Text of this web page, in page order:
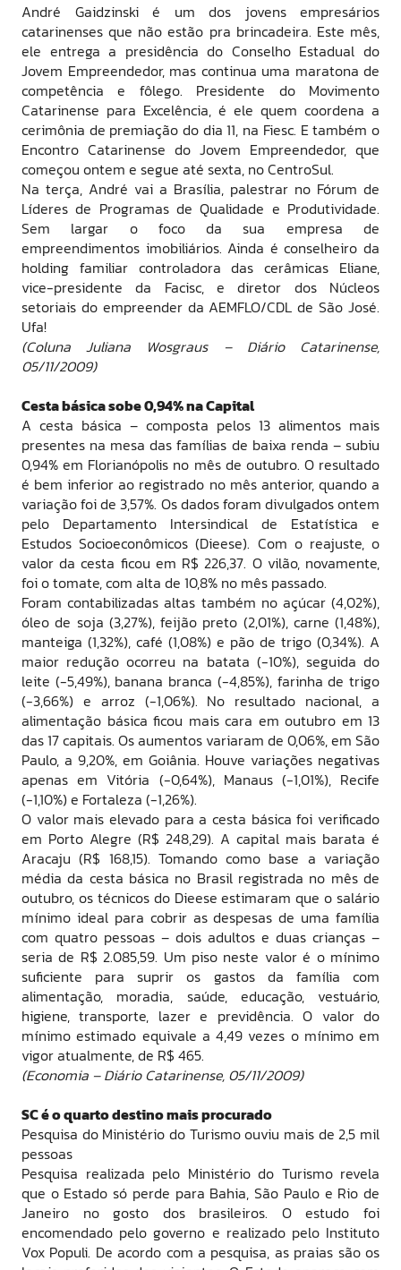
André Gaidzinski é um dos jovens empresários
catarinenses que não estão pra brincadeira. Este mês,
ele entrega a presidência do Conselho Estadual do
Jovem Empreendedor, mas continua uma maratona de
competência e fôlego. Presidente do Movimento
Catarinense para Excelência, é ele quem coordena a
cerimônia de premiação do dia 11, na Fiesc. E também o
Encontro Catarinense do Jovem Empreendedor, que
começou ontem e segue até sexta, no CentroSul.
Na terça, André vai a Brasília, palestrar no Fórum de
Líderes de Programas de Qualidade e Produtividade.
Sem largar o foco da sua empresa de
empreendimentos imobiliários. Ainda é conselheiro da
holding familiar controladora das cerâmicas Eliane,
vice-presidente da Facisc, e diretor dos Núcleos
setoriais do empreender da AEMFLO/CDL de São José.
Ufa!
(Coluna Juliana Wosgraus – Diário Catarinense,
05/11/2009)
Cesta básica sobe 0,94% na Capital
A cesta básica – composta pelos 13 alimentos mais
presentes na mesa das famílias de baixa renda – subiu
0,94% em Florianópolis no mês de outubro. O resultado
é bem inferior ao registrado no mês anterior, quando a
variação foi de 3,57%. Os dados foram divulgados ontem
pelo Departamento Intersindical de Estatística e
Estudos Socioeconômicos (Dieese). Com o reajuste, o
valor da cesta ficou em R$ 226,37. O vilão, novamente,
foi o tomate, com alta de 10,8% no mês passado.
Foram contabilizadas altas também no açúcar (4,02%),
óleo de soja (3,27%), feijão preto (2,01%), carne (1,48%),
manteiga (1,32%), café (1,08%) e pão de trigo (0,34%). A
maior redução ocorreu na batata (-10%), seguida do
leite (-5,49%), banana branca (-4,85%), farinha de trigo
(-3,66%) e arroz (-1,06%). No resultado nacional, a
alimentação básica ficou mais cara em outubro em 13
das 17 capitais. Os aumentos variaram de 0,06%, em São
Paulo, a 9,20%, em Goiânia. Houve variações negativas
apenas em Vitória (-0,64%), Manaus (-1,01%), Recife
(-1,10%) e Fortaleza (-1,26%).
O valor mais elevado para a cesta básica foi verificado
em Porto Alegre (R$ 248,29). A capital mais barata é
Aracaju (R$ 168,15). Tomando como base a variação
média da cesta básica no Brasil registrada no mês de
outubro, os técnicos do Dieese estimaram que o salário
mínimo ideal para cobrir as despesas de uma família
com quatro pessoas – dois adultos e duas crianças –
seria de R$ 2.085,59. Um piso neste valor é o mínimo
suficiente para suprir os gastos da família com
alimentação, moradia, saúde, educação, vestuário,
higiene, transporte, lazer e previdência. O valor do
mínimo estimado equivale a 4,49 vezes o mínimo em
vigor atualmente, de R$ 465.
(Economia – Diário Catarinense, 05/11/2009)
SC é o quarto destino mais procurado
Pesquisa do Ministério do Turismo ouviu mais de 2,5 mil
pessoas
Pesquisa realizada pelo Ministério do Turismo revela
que o Estado só perde para Bahia, São Paulo e Rio de
Janeiro no gosto dos brasileiros. O estudo foi
encomendado pelo governo e realizado pelo Instituto
Vox Populi. De acordo com a pesquisa, as praias são os